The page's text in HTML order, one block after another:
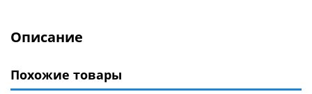
Описание
Похожие товары